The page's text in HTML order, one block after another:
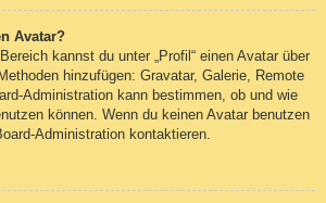
Avatar?
kannst du unter „Profil“ einen Avatar über
hinzufügen: Gravatar, Galerie, Remote
Administration kann bestimmen, ob und wie
können. Wenn du keinen Avatar benutzen
Administration kontaktieren.